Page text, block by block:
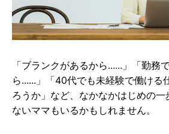
「ブランクがあるから......」「勤務
ら......」「40代でも未経験で働ける
ろうか」など、なかなかはじめの
ないママもいるかもしれません。